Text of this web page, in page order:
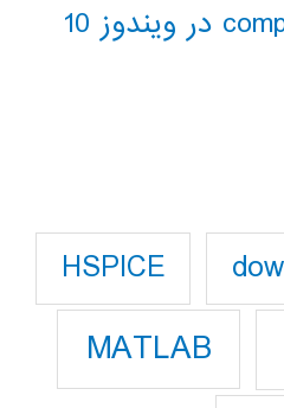
HSPICE
MATLAB